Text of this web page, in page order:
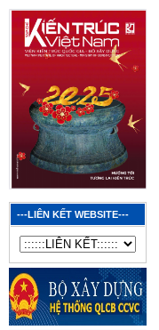
---LIÊN KẾT WEBSITE---